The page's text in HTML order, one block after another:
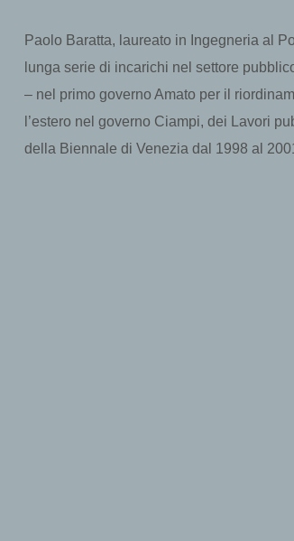
Paolo Baratta, laureato in Ingegneria al
lunga serie di incarichi nel settore
– nel primo governo Amato per il
l’estero nel governo Ciampi, dei Lavori
della Biennale di Venezia dal 1998 al